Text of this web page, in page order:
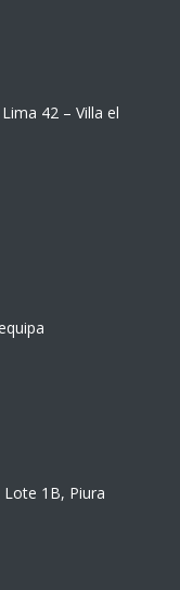
42 – Villa el
1B, Piura